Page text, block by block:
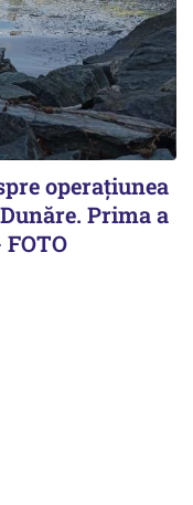
operațiunea
Prima a